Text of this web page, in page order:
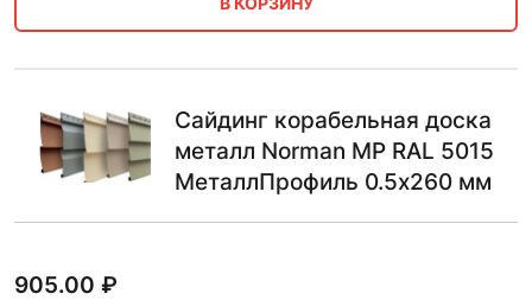
Сайдинг корабельная доска
металл Norman MP RAL 5015
МеталлПрофиль 0.5х260 мм
905.00 ₽